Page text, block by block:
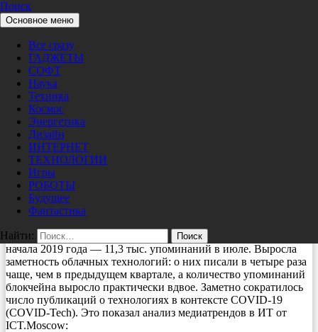
Перейти к содержимому
Pro/Hi-Tech
Поиск
Основное меню
Все сразу
ГАДЖЕТЫ
СОФТ
Наука
Техника
Космос
Энергетика
Дизайн
ИНТЕРНЕТ
ТЕХНОЛОГИИ
Игры
РОБОТЫ
Будущее
Фантастика
Найти:
Мировые новости
Основные медиатренды в области ИТ
за III квартал 2020 года: 5G, облачные
технологии и блокчейн лидируют по
количеству упоминаний в российских
медиа
11/11/2020Alex Sci
Общее количество упоминаний наиболее заметных
технологий и ИТ-направлений в российских медиа
продолжает расти: по сравнению с II кв. текущего года этот
тот же период 2019 года. 5G достиг пика упоминаний с
начала 2019 года — 11,3 тыс. упоминаний в июле. Выросла
заметность облачных технологий: о них писали в четыре раза
чаще, чем в предыдущем квартале, а количество упоминаний
блокчейна выросло практически вдвое. Заметно сократилось
число публикаций о технологиях в контексте COVID-19
(COVID-Tech). Это показал анализ медиатрендов в ИТ от
ICT.Moscow: